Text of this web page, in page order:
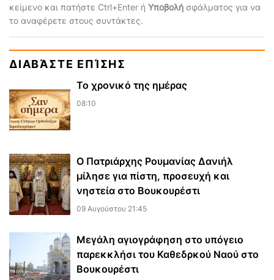
κείμενο και πατήστε Ctrl+Enter ή Υποβολή σφάλματος για να
το αναφέρετε στους συντάκτες.
ΔΙΑΒΆΣΤΕ ΕΠΊΣΗΣ
Το χρονικό της ημέρας
08:10
Ο Πατριάρχης Ρουμανίας Δανιήλ
μίλησε για πίστη, προσευχή και
νηστεία στο Βουκουρέστι
09 Αυγούστου 21:45
Μεγάλη αγιογράφηση στο υπόγειο
παρεκκλήσι του Καθεδρκού Ναού στο
Βουκουρέστι